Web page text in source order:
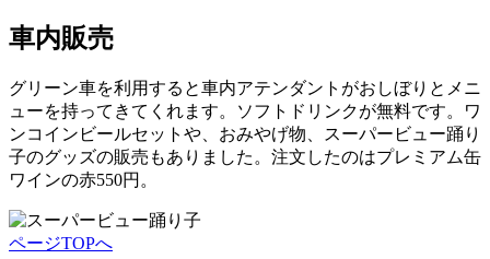
車内販売
グリーン車を利用すると車内アテンダントがおしぼりとメニ
ューを持ってきてくれます。ソフトドリンクが無料です。ワ
ンコインビールセットや、おみやげ物、スーパービュー踊り
子のグッズの販売もありました。注文したのはプレミアム缶
ワインの赤550円。
ページTOPへ